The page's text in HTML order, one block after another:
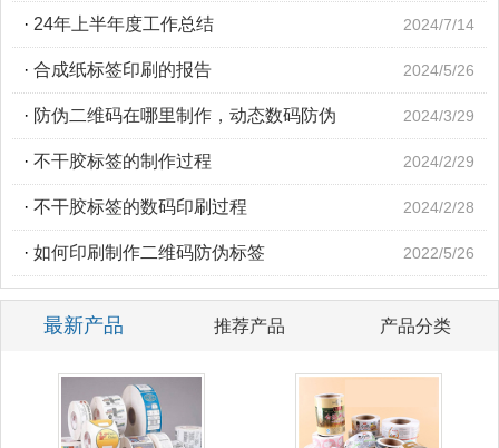
· 24年上半年度工作总结 2024/7/14
· 合成纸标签印刷的报告 2024/5/26
· 防伪二维码在哪里制作，动态数码防伪 2024/3/29
· 不干胶标签的制作过程 2024/2/29
· 不干胶标签的数码印刷过程 2024/2/28
· 如何印刷制作二维码防伪标签 2022/5/26
最新产品 推荐产品 产品分类